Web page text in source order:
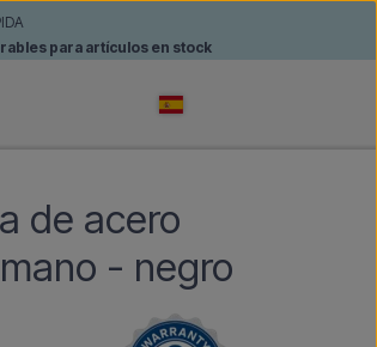
para artículos en stock
de acero
- negro